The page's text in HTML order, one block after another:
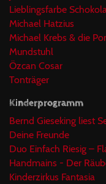
Lieblingsfarbe
Michael Hatzius
Michael Krebs & die
Mundstuhl
Özcan Cosar
Tonträger
Kinderprogramm
Bernd Gieseking liest
Deine Freunde
Duo Einfach Riesig –
Handmains - Der
Kinderzirkus Fantasia